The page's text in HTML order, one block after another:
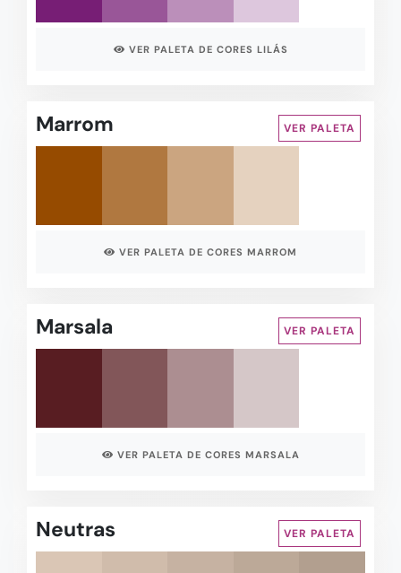
VER PALETA DE CORES LILÁS
Marrom VER PALETA
VER PALETA DE CORES MARROM
Marsala VER PALETA
VER PALETA DE CORES MARSALA
Neutras VER PALETA